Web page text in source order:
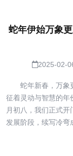
蛇年伊始万象
2025-02-
蛇年新春，万象更
征着灵动与智慧的
月初八，我们正式
发展阶段，续写冷弯